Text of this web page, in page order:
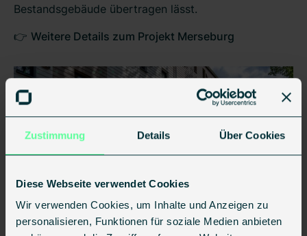
Zustimmung Details Über Cookies
Diese Webseite verwendet Cookies
Wir verwenden Cookies, um Inhalte und Anzeigen zu
personalisieren, Funktionen für soziale Medien anbieten
Bestandsgebäude übertragen lässt.
👉 Weitere Details zum Projekt Merseburg